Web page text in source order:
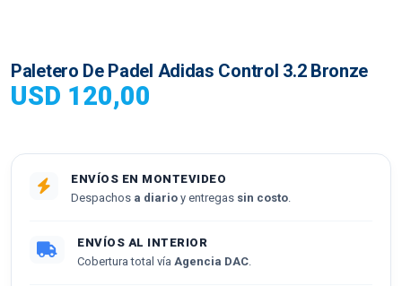
Paletero De Padel Adidas Control 3.2 Bronze
USD 120,00
ENVÍOS EN MONTEVIDEO
Despachos a diario y entregas sin costo.
ENVÍOS AL INTERIOR
Cobertura total vía Agencia DAC.